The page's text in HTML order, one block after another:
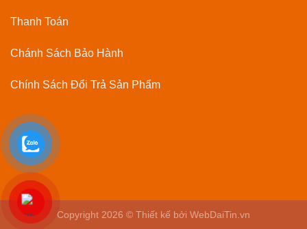
Thanh Toán
Chánh Sách Bảo Hành
Chính Sách Đổi Trả Sản Phẩm
Copyright 2026 © Thiết kế bởi WebDaiTin.vn